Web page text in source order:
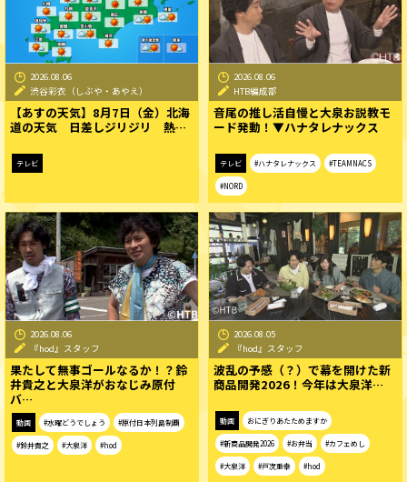
2026.08.06
渋谷彩衣（しぶや・あやえ）
【あすの天気】8月7日（金）北海
道の天気 日差しジリジリ 熱…
テレビ
2026.08.06
HTB編成部
音尾の推し活自慢と大泉お説教モ
ード発動！▼ハナタレナックス
テレビ #ハナタレナックス #TEAMNACS
#NORD
2026.08.06
『hod』スタッフ
果たして無事ゴールなるか！？鈴
井貴之と大泉洋がおなじみ原付
バ…
動画 #水曜どうでしょう #原付日本列島制覇
#鈴井貴之 #大泉洋 #hod
2026.08.05
『hod』スタッフ
波乱の予感（？）で幕を開けた新
商品開発2026！今年は大泉洋…
動画 おにぎりあたためますか
#新商品開発2026 #お弁当 #カフェめし
#大泉洋 #戸次重幸 #hod